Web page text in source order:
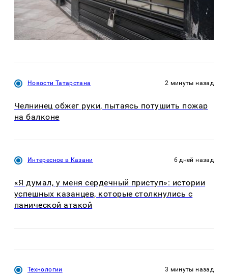
Новости Татарстана 2 минуты назад
Челнинец обжег руки, пытаясь потушить пожар
на балконе
Интересное в Казани 6 дней назад
«Я думал, у меня сердечный приступ»: истории
успешных казанцев, которые столкнулись с
панической атакой
Технологии 3 минуты назад